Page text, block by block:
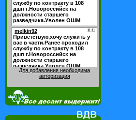
Для добавления необходима
авторизация